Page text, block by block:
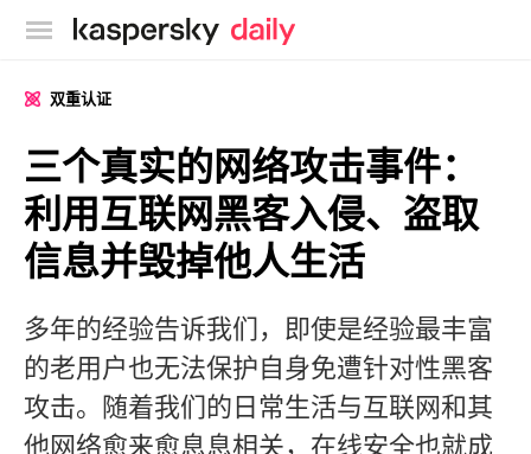
卡巴斯基官方博客
双重认证
三个真实的网络攻击事件：
利用互联网黑客入侵、盗取
信息并毁掉他人生活
多年的经验告诉我们，即使是经验最丰富
的老用户也无法保护自身免遭针对性黑客
攻击。随着我们的日常生活与互联网和其
他网络愈来愈息息相关，在线安全也就成